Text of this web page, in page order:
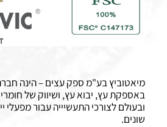
מיאטוביץ בע"מ ספק עצים – הינה
באספקת עץ, יבוא עץ, ושיווק של
ובעולם לצורכי התעשיייה עבור מפעלי
שונים.